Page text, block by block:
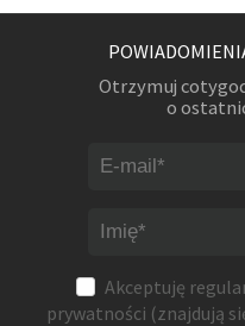
Otrzymuj
o
Akceptuję
prywatności (znajdują